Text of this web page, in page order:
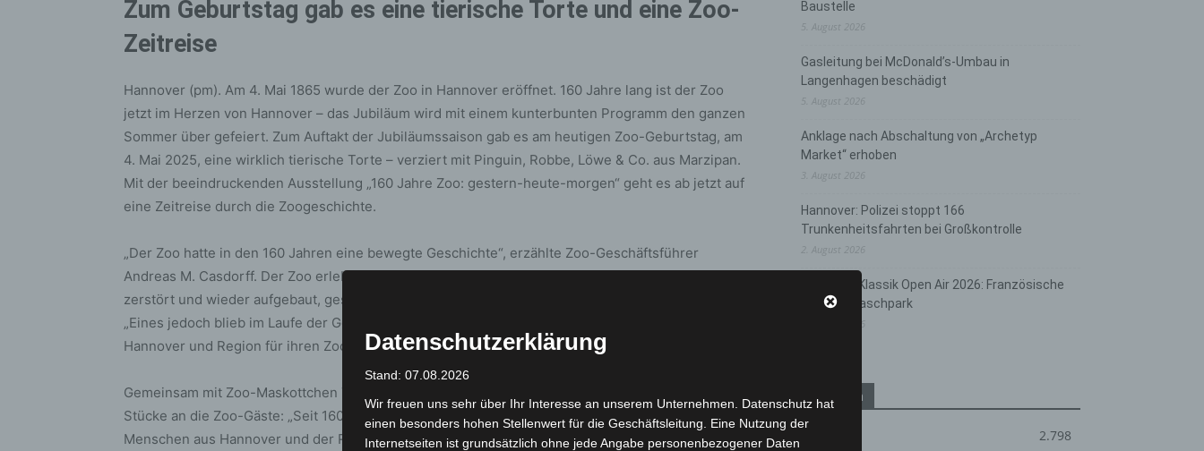
Zum Geburtstag gab es eine tierische Torte und eine Zoo-
Zeitreise
Hannover (pm). Am 4. Mai 1865 wurde der Zoo in Hannover eröffnet. 160 Jahre lang ist der Zoo
jetzt im Herzen von Hannover – das Jubiläum wird mit einem kunterbunten Programm den ganzen
Sommer über gefeiert. Zum Auftakt der Jubiläumssaison gab es am heutigen Zoo-Geburtstag, am
4. Mai 2025, eine wirklich tierische Torte – verziert mit Pinguin, Robbe, Löwe & Co. aus Marzipan.
Mit der beeindruckenden Ausstellung „160 Jahre Zoo: gestern-heute-morgen“ geht es ab jetzt auf
eine Zeitreise durch die Zoogeschichte.
„Der Zoo hatte in den 160 Jahren eine bewegte Geschichte“, erzählte Zoo-Geschäftsführer
Andreas M. Casdorff. Der Zoo erlebte die tierischsten Herausforderungen, wurde im Krieg
zerstört und wieder aufgebaut, geschlossen und auf Drängen der Bevölkerung wieder geöffnet.
„Eines jedoch blieb im Laufe der Geschichte immer gleich: Die Begeisterung der Menschen in
Hannover und Region für ihren Zoo.“
Gemeinsam mit Zoo-Maskottchen Tatzi Tatz stach der Zoodirektor die Torte an und verteilte die
Stücke an die Zoo-Gäste: „Seit 160 Jahren ist der Zoo im Herzen von Hannover, knapp 100.000
Menschen aus Hannover und der Region haben eine Jahreskarte, um ihren Zoo so oft wie möglich
Baustelle
5. August 2026
Gasleitung bei McDonald’s-Umbau in
Langenhagen beschädigt
5. August 2026
Anklage nach Abschaltung von „Archetyp
Market“ erhoben
3. August 2026
Hannover: Polizei stoppt 166
Trunkenheitsfahrten bei Großkontrolle
2. August 2026
Hannover Klassik Open Air 2026: Französische
Oper im Maschpark
Kategorien
2.798
Datenschutzerklärung
Stand: 07.08.2026
Wir freuen uns sehr über Ihr Interesse an unserem Unternehmen. Datenschutz hat
einen besonders hohen Stellenwert für die Geschäftsleitung. Eine Nutzung der
Internetseiten ist grundsätzlich ohne jede Angabe personenbezogener Daten